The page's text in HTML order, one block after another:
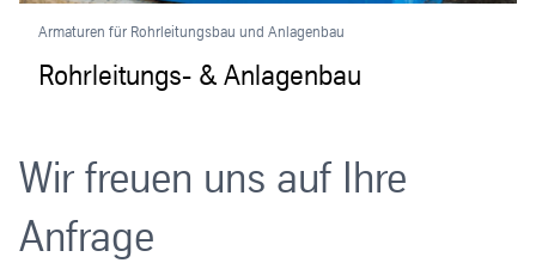
Armaturen für Rohrleitungsbau und Anlagenbau
Rohrleitungs- & Anlagenbau
Wir freuen uns auf Ihre
Anfrage